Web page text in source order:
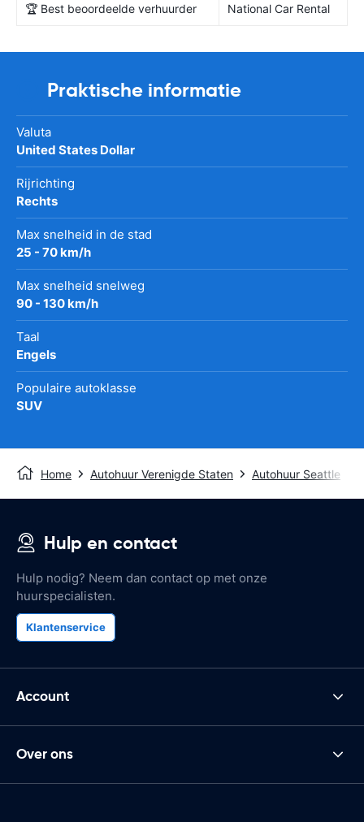
🏆 Best beoordeelde verhuurder National Car Rental
Praktische informatie
Valuta
United States Dollar
Rijrichting
Rechts
Max snelheid in de stad
25 - 70 km/h
Max snelheid snelweg
90 - 130 km/h
Taal
Engels
Populaire autoklasse
SUV
Home Autohuur Verenigde Staten Autohuur Seattle
Hulp en contact
Hulp nodig? Neem dan contact op met onze
huurspecialisten.
Klantenservice
Account
Over ons